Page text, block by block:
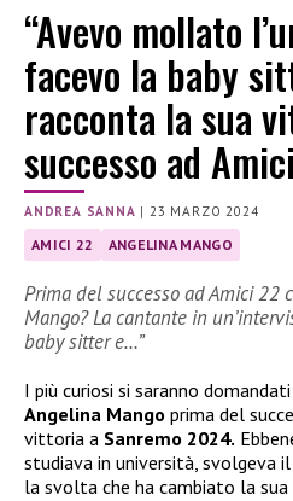
“Avevo mollato
facevo la baby
racconta la sua
successo ad Amici
ANDREA SANNA |23 MARZO 2024
AMICI 22 ANGELINA MANGO
Prima del successo ad Amici 22
Mango? La cantante in
baby sitter e…”
I più curiosi si saranno
Angelina Mango prima del
vittoria a Sanremo 2024.
studiava in università, svolgeva
la svolta che ha cambiato la sua